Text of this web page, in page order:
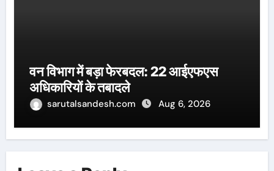
वन विभाग में बड़ा फेरबदल: 22 आईएफएस
अधिकारियों के तबादले
sarutalsandesh.com Aug 6, 2026